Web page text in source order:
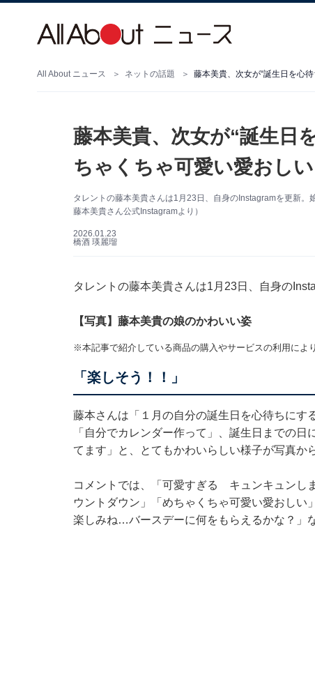
All About ニュース ネットの話題
藤本美貴、次女が“誕生日
ちゃくちゃ可愛い愛おし
タレントの藤本美貴さんは1月23日、自身のInstagramを更新。
藤本美貴さん公式Instagramより）
2026.01.23
橋酒 瑛麗瑠
タレントの藤本美貴さんは1月23日、自身の
【写真】藤本美貴の娘のかわいい姿
※本記事で紹介している商品の購入やサービスの利用によ
「楽しそう！！」
藤本さんは「１月の自分の誕生日を心待ちにす
「自分でカレンダー作って」、誕生日までの
てます」と、とてもかわいらしい様子が写真か
コメントでは、「可愛すぎる キュンキュンし
ウントダウン」「めちゃくちゃ可愛い愛おしい
楽しみね…バースデーに何をもらえるかな？」